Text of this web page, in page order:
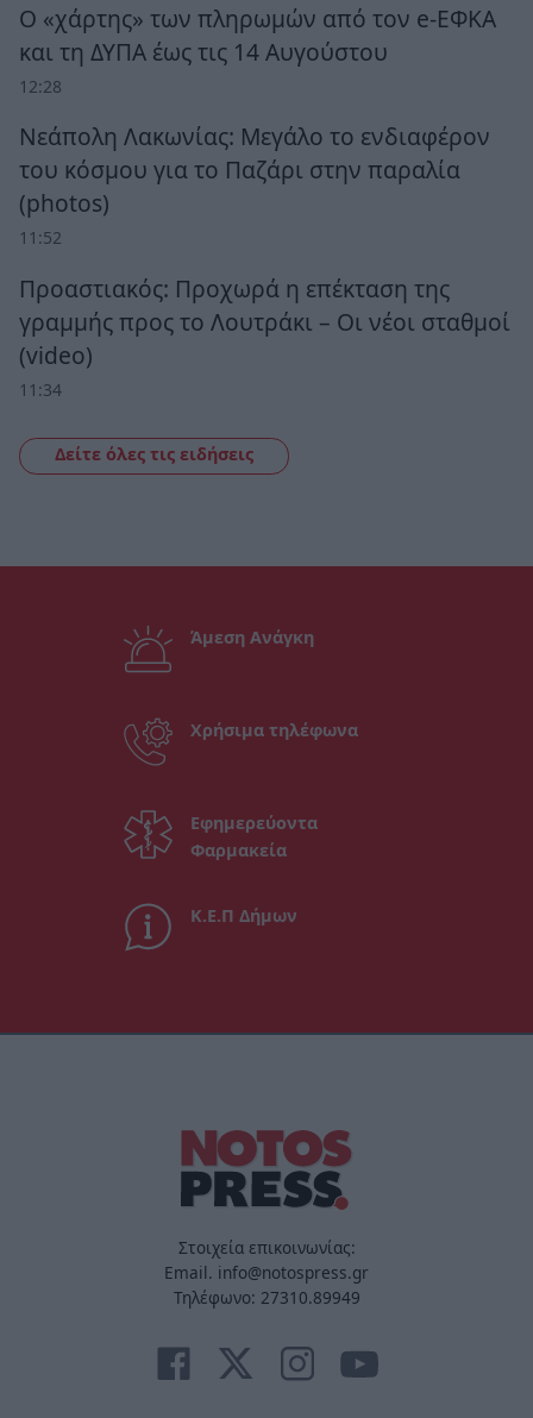
Ο «χάρτης» των πληρωμών από τον e-ΕΦΚΑ
και τη ΔΥΠΑ έως τις 14 Αυγούστου
12:28
Νεάπολη Λακωνίας: Μεγάλο το ενδιαφέρον
του κόσμου για το Παζάρι στην παραλία
(photos)
11:52
Προαστιακός: Προχωρά η επέκταση της
γραμμής προς το Λουτράκι – Οι νέοι σταθμοί
(video)
11:34
Δείτε όλες τις ειδήσεις
Άμεση Ανάγκη
Χρήσιμα τηλέφωνα
Εφημερεύοντα
Φαρμακεία
Κ.Ε.Π Δήμων
Στοιχεία επικοινωνίας:
Email. info@notospress.gr
Τηλέφωνο: 27310.89949